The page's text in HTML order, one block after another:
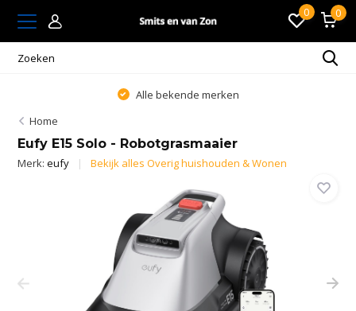
0 0
Alle bekende merken
Home
Eufy E15 Solo - Robotgrasmaaier
Merk:eufy Bekijk alles Overig huishouden & Wonen